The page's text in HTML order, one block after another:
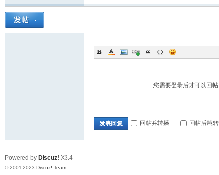
您需要登录后才可以回帖
发表回复 回帖并转播 回帖后跳
Powered by Discuz! X3.4
© 2001-2023 Discuz! Team